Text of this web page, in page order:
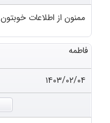
ممنون از اطلاعات خوبتون
فاطمه
۱۴۰۳/۰۲/۰۴